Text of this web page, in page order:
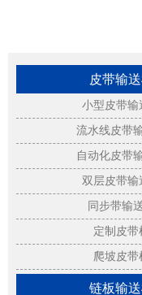
皮带输
小型皮带输
流水线皮带
自动化皮带
双层皮带输
同步带输
定制皮带
爬坡皮带
链板输